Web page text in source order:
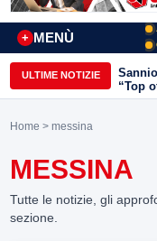
MENÙ
+
ULTIME NOTIZIE
“Top
realtà
Home > messina
MESSINA
Tutte le notizie, gli
sezione.